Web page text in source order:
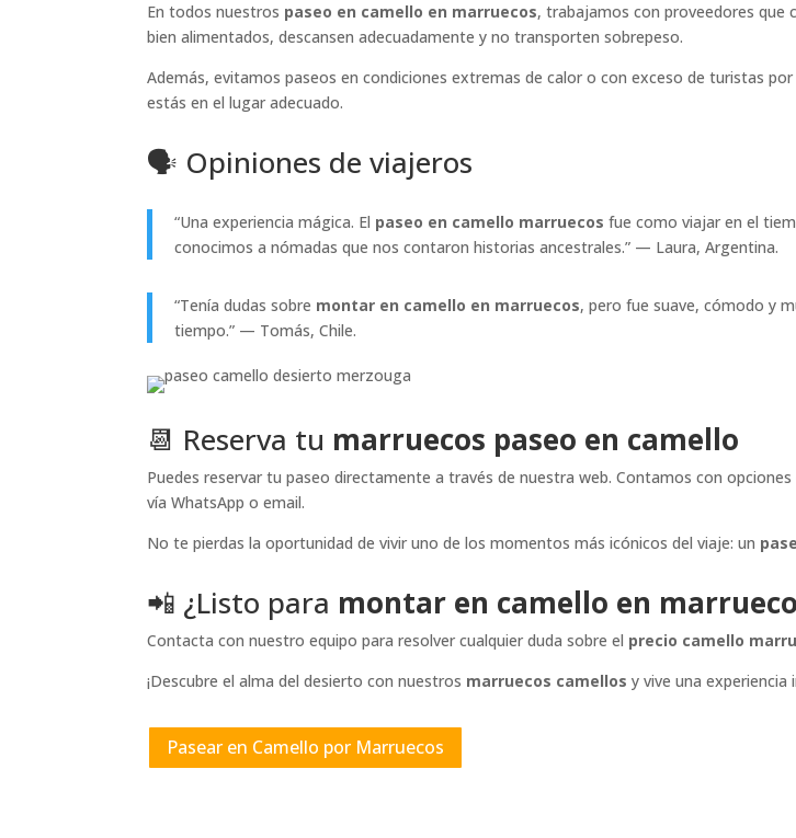
En todos nuestros paseo en camello en marruecos, trabajamos con proveedores que
bien alimentados, descansen adecuadamente y no transporten sobrepeso.
Además, evitamos paseos en condiciones extremas de calor o con exceso de turistas por
estás en el lugar adecuado.
🗣️ Opiniones de viajeros
“Una experiencia mágica. El paseo en camello marruecos fue como viajar en el
conocimos a nómadas que nos contaron historias ancestrales.” — Laura, Argentina.
“Tenía dudas sobre montar en camello en marruecos, pero fue suave, cómodo y
tiempo.” — Tomás, Chile.
📆 Reserva tu marruecos paseo en camello
Puedes reservar tu paseo directamente a través de nuestra web. Contamos con
vía WhatsApp o email.
No te pierdas la oportunidad de vivir uno de los momentos más icónicos del viaje: un
📲 ¿Listo para montar en camello en
Contacta con nuestro equipo para resolver cualquier duda sobre el precio camello
¡Descubre el alma del desierto con nuestros marruecos camellos y vive una
Pasear en Camello por Marruecos